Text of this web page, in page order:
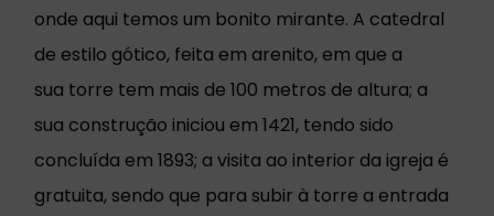
onde aqui temos um bonito mirante. A catedral
de estilo gótico, feita em arenito, em que a
sua torre tem mais de 100 metros de altura; a
sua construção iniciou em 1421, tendo sido
concluída em 1893; a visita ao interior da igreja é
gratuita, sendo que para subir à torre a entrada